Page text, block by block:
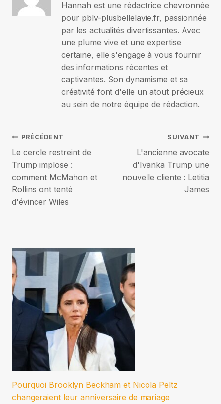
Hannah est une rédactrice chevronnée
pour pblv-plusbellelavie.fr, passionnée
par les actualités divertissantes. Avec
une plume vive et une expertise
certaine, elle s'engage à vous fournir
des informations récentes et
captivantes. Son dynamisme et sa
créativité font d'elle un atout précieux
au sein de notre équipe de rédaction.
Navigation
de
l’article
PRÉCÉDENT
Le cercle restreint de
Trump implose :
comment McMahon et
Rollins ont tenté
d'évincer Wiles
SUIVANT
L'ancienne avocate
d'Ivanka Trump une
nouvelle cliente : Letitia
James
Pourquoi Brooklyn Beckham et Nicola Peltz
changeraient leur anniversaire de mariage